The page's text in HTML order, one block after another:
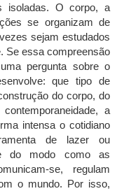
isoladas. O corpo, a
se organizam de
sejam estudados
Se essa compreensão
pergunta sobre o
que tipo de
do corpo, do
a
intensa o cotidiano
de lazer ou
do modo como as
se, regulam
o mundo. Por isso,